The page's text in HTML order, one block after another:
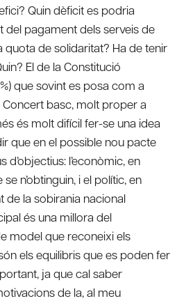
Quin dèficit es podria
del pagament dels serveis de
quota de solidaritat? Ha de tenir
El de la Constitució
que sovint es posa com a
basc, molt proper a
és molt difícil fer-se una idea
que en el possible nou pacte
d’objectius: l’econòmic, en
n’obtinguin, i el polític, en
la sobirania nacional
és una millora del
model que reconeixi els
els equilibris que es poden fer
ja que cal saber
de la, al meu